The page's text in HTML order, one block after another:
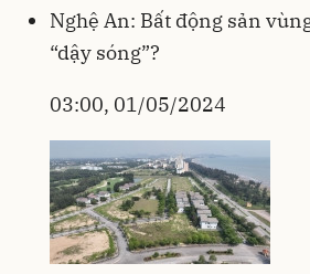
Nghệ An: Bất động sản
“dậy sóng”?
03:00, 01/05/2024